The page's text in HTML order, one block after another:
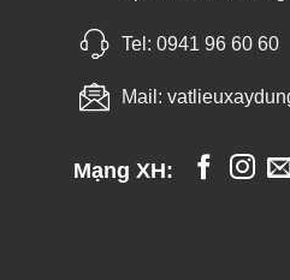
Tel: 0941 96 60 60
Mail:
Mạng XH: